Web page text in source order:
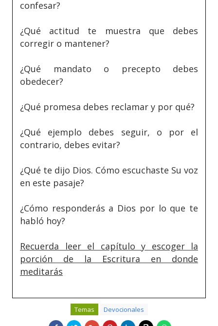
confesar?
¿Qué actitud te muestra que debes
corregir o mantener?
¿Qué mandato o precepto debes
obedecer?
¿Qué promesa debes reclamar y por qué?
¿Qué ejemplo debes seguir, o por el
contrario, debes evitar?
¿Qué te dijo Dios. Cómo escuchaste Su voz
en este pasaje?
¿Cómo responderás a Dios por lo que te
habló hoy?
Recuerda leer el capítulo y escoger la
porción de la Escritura en donde
meditarás
Temas Devocionales